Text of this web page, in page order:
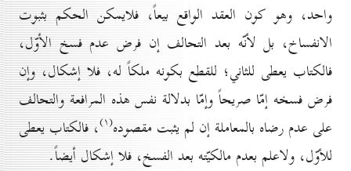
واحد، وهو كون العقد الواقع بيعاً، فلايمكن الحكم بثبوت
الانفساخ، بل لأنّه بعد التحالف إن فرض عدم فسخ الأوّل،
فالكتاب يعطى للثاني؛ للقطع بكونه ملكاً له، فلا إشكال، وإن
فرض فسخه إمّا صريحاً وإمّا بدلالة نفس هذه المرافعة والتحالف
على عدم رضاه بالمعاملة إن لم يثبت مقصوده(۱) ، فالكتاب يعطى
للأوّل، ولاعلم بعدم مالكيّته بعد الفسخ، فلا إشكال أيضاً.